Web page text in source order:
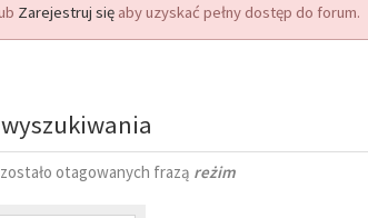
Zarejestruj się aby uzyskać pełny dostęp do forum.
otagowanych frazą reżim